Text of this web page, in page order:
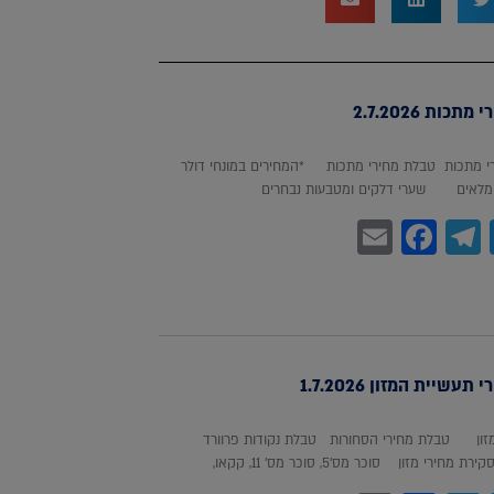
2.7.2026
מתכות טבלת מחירי מתכות *המחירים במונחי דולר
שערי דלקים ומטבעות נבחרים
Twitter
Telegram
Facebook
Email
המזון 1.7.2026
טבלת מחירי הסחורות טבלת נקודות פרוורד
מזון סוכר מס'5, סוכר מס' 11, קקאו,